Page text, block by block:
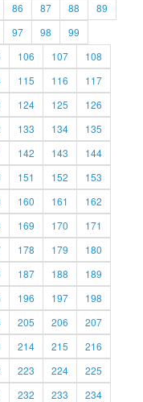
86 87 88
89
97 98
99
106 107
108
115 116
117
124 125
126
133 134
135
142 143
144
151 152
153
160 161
162
169 170
171
178 179
180
187 188
189
196 197
198
205 206
207
214 215
216
223 224
225
232 233
234